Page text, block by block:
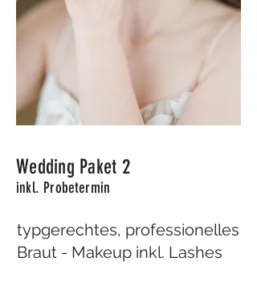
inkl. Probetermin
typgerechtes, professionelles
Braut - Makeup inkl. Lashes
Wedding Paket 2